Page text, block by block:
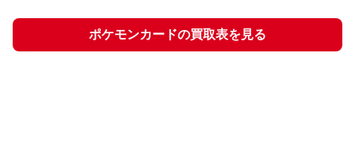
ポケモンカードの買取表を見る